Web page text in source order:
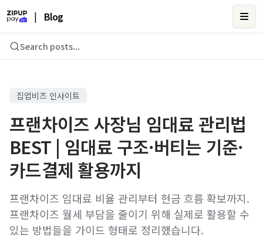
| Blog
Search posts...
집업비즈 인사이트
프랜차이즈 사장님 임대료 관리법
BEST | 임대료 구조·버티는 기준·
카드결제 활용까지
프랜차이즈 임대료 비율 관리부터 현금 흐름 확보까지.
프랜차이즈 월세 부담을 줄이기 위해 실제로 활용할 수
있는 방법들을 가이드 형태로 정리했습니다.